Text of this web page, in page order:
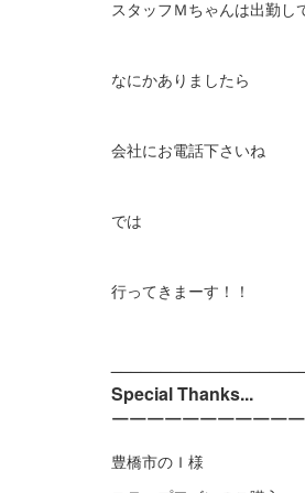
スタッフＭちゃんは出勤し
なにかありましたら
会社にお電話下さいね
では
行ってきまーす！！
Special Thanks...
￣￣￣￣￣￣￣￣￣￣
豊橋市のＩ様